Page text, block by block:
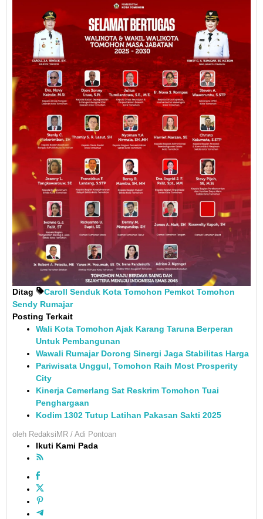
Ditag Caroll Senduk Kota Tomohon Pemkot Tomohon
Sendy Rumajar
Posting Terkait
Wali Kota Tomohon Ajak Karang Taruna Berperan
Untuk Pembangunan
Wawali Rumajar Dorong Sinergi Jaga Stabilitas Harga
Pariwisata Unggul, Tomohon Raih Most Prosperity
City
Kinerja Cemerlang Sat Reskrim Tomohon Tuai
Penghargaan
Kodim 1302 Tutup Latihan Pakasan Sakti 2025
oleh RedaksiMR / Adi Pontoan
Ikuti Kami Pada